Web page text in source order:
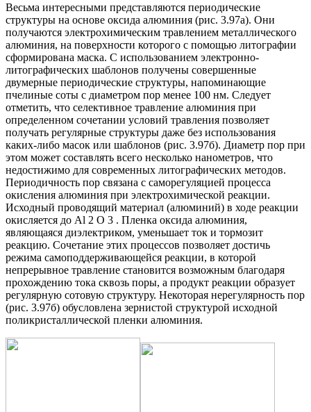
Весьма интересными представляются периодические
структуры на основе оксида алюминия (рис. 3.97а). Они
получаются электрохимическим травлением металлического
алюминия, на поверхности которого с помощью литографии
сформирована маска. С использованием электронно-
литографических шаблонов получены совершенные
двумерные периодические структуры, напоминающие
пчелиные соты с диаметром пор менее 100 нм. Следует
отметить, что селективное травление алюминия при
определенном сочетании условий травления позволяет
получать регулярные структуры даже без использования
каких-либо масок или шаблонов (рис. 3.97б). Диаметр пор при
этом может составлять всего несколько нанометров, что
недостижимо для современных литографических методов.
Периодичность пор связана с саморегуляцией процесса
окисления алюминия при электрохимической реакции.
Исходный проводящий материал (алюминий) в ходе реакции
окисляется до Al 2 O 3 . Пленка оксида алюминия,
являющаяся диэлектриком, уменьшает ток и тормозит
реакцию. Сочетание этих процессов позволяет достичь
режима самоподдерживающейся реакции, в которой
непрерывное травление становится возможным благодаря
прохождению тока сквозь поры, а продукт реакции образует
регулярную сотовую структуру. Некоторая нерегулярность пор
(рис. 3.97б) обусловлена зернистой структурой исходной
поликристаллической пленки алюминия.